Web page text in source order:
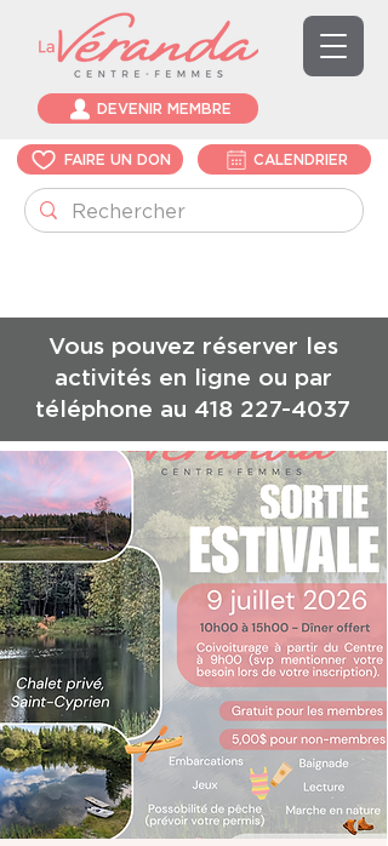
DEVENIR MEMBRE
FAIRE UN DON CALENDRIER
Vous pouvez réserver les
activités en ligne ou par
téléphone au 418 227-4037